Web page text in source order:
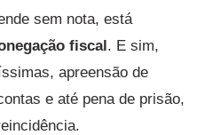
sem nota, está
fiscal. E sim,
apreensão de
e até pena de prisão,